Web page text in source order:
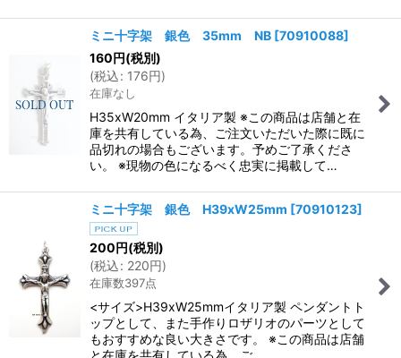
ミニ十字架 銀色 35mm NB [70910088]
160円(税別)
(税込: 176円)
在庫なし
H35xW20mm イタリア製 ※この商品は店舗と在
庫を共有している為、ご注文いただいた際に既に
品切れの場合もございます。予めご了承くださ
い。 ※現物の色になるべく忠実に掲載して…
ミニ十字架 銀色 H39xW25mm [70910123]
200円(税別)
(税込: 220円)
在庫数397点
<サイズ>H39xW25mmイタリア製 ペンダントト
ップとして、また手作りロザリオのパーツとして
もおすすめな良い大きさです。 ※この商品は店舗